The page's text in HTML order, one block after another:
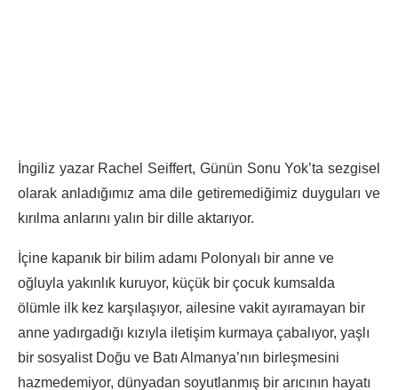
İngiliz yazar Rachel Seiffert, Günün Sonu Yok’ta sezgisel
olarak anladığımız ama dile getiremediğimiz duyguları ve
kırılma anlarını yalın bir dille aktarıyor.
İçine kapanık bir bilim adamı Polonyalı bir anne ve
oğluyla yakınlık kuruyor, küçük bir çocuk kumsalda
ölümle ilk kez karşılaşıyor, ailesine vakit ayıramayan bir
anne yadırgadığı kızıyla iletişim kurmaya çabalıyor, yaşlı
bir sosyalist Doğu ve Batı Almanya’nın birleşmesini
hazmedemiyor, dünyadan soyutlanmış bir arıcının hayatı